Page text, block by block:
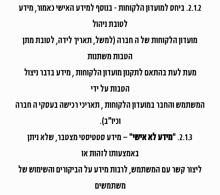
2.1.2. ביחס למועדון הלקוחות - בנוסף למידע האישי כאמור, מידע
לטובת ניהול
מועדון הלקוחות של ה חברה (למשל, תאריך לידה, לטובת מתן
הטבות משתנות
מעת לעת בהתאם לתקנון מועדון הלקוחות , מידע בדבר ניצול
הטבות על ידי
המשתמש והחבר במועדון הלקוחות , תאריכי רכישה בעסקי ה חברה
וכיו"ב).
2.1.3. " מידע לא אישי" – מידע סטטיסטי מצטבר, שלא ניתן
באמצעותו לזהות או
ליצור קשר עם המשתמש, לרבות מידע על הביקורים והשימוש של
משתמשים